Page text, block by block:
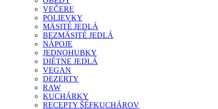
VEČERE
POLIEVKY
MÄSITÉ JEDLÁ
BEZMÄSITÉ JEDLÁ
NÁPOJE
JEDNOHUBKY
DIÉTNE JEDLÁ
VEGAN
DEZERTY
RAW
KUCHÁRKY
RECEPTY ŠÉFKUCHÁROV